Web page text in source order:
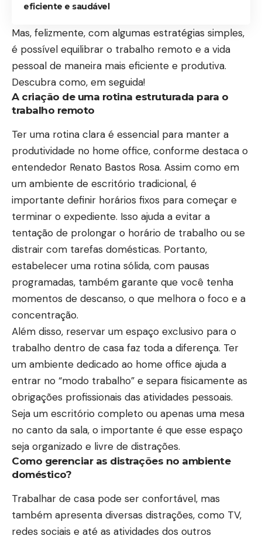
eficiente e saudável
Mas, felizmente, com algumas estratégias simples,
é possível equilibrar o trabalho remoto e a vida
pessoal de maneira mais eficiente e produtiva.
Descubra como, em seguida!
A criação de uma rotina estruturada para o
trabalho remoto
Ter uma rotina clara é essencial para manter a
produtividade no home office, conforme destaca o
entendedor Renato Bastos Rosa. Assim como em
um ambiente de escritório tradicional, é
importante definir horários fixos para começar e
terminar o expediente. Isso ajuda a evitar a
tentação de prolongar o horário de trabalho ou se
distrair com tarefas domésticas. Portanto,
estabelecer uma rotina sólida, com pausas
programadas, também garante que você tenha
momentos de descanso, o que melhora o foco e a
concentração.
Além disso, reservar um espaço exclusivo para o
trabalho dentro de casa faz toda a diferença. Ter
um ambiente dedicado ao home office ajuda a
entrar no “modo trabalho” e separa fisicamente as
obrigações profissionais das atividades pessoais.
Seja um escritório completo ou apenas uma mesa
no canto da sala, o importante é que esse espaço
seja organizado e livre de distrações.
Como gerenciar as distrações no ambiente
doméstico?
Trabalhar de casa pode ser confortável, mas
também apresenta diversas distrações, como TV,
redes sociais e até as atividades dos outros